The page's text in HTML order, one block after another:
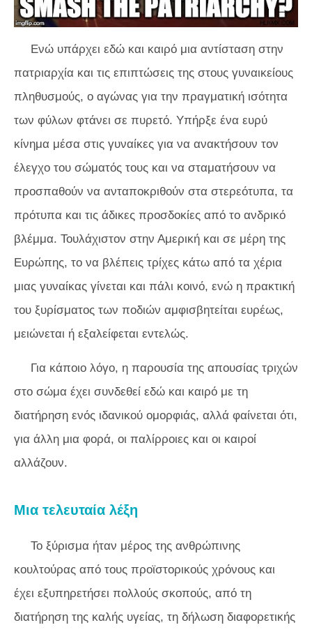
Ενώ υπάρχει εδώ και καιρό μια αντίσταση στην
πατριαρχία και τις επιπτώσεις της στους γυναικείους
πληθυσμούς, ο αγώνας για την πραγματική ισότητα
των φύλων φτάνει σε πυρετό. Υπήρξε ένα ευρύ
κίνημα μέσα στις γυναίκες για να ανακτήσουν τον
έλεγχο του σώματός τους και να σταματήσουν να
προσπαθούν να ανταποκριθούν στα στερεότυπα, τα
πρότυπα και τις άδικες προσδοκίες από το ανδρικό
βλέμμα. Τουλάχιστον στην Αμερική και σε μέρη της
Ευρώπης, το να βλέπεις τρίχες κάτω από τα χέρια
μιας γυναίκας γίνεται και πάλι κοινό, ενώ η πρακτική
του ξυρίσματος των ποδιών αμφισβητείται ευρέως,
μειώνεται ή εξαλείφεται εντελώς.
Για κάποιο λόγο, η παρουσία της απουσίας τριχών
στο σώμα έχει συνδεθεί εδώ και καιρό με τη
διατήρηση ενός ιδανικού ομορφιάς, αλλά φαίνεται ότι,
για άλλη μια φορά, οι παλίρροιες και οι καιροί
αλλάζουν.
Μια τελευταία λέξη
Το ξύρισμα ήταν μέρος της ανθρώπινης
κουλτούρας από τους προϊστορικούς χρόνους και
έχει εξυπηρετήσει πολλούς σκοπούς, από τη
διατήρηση της καλής υγείας, τη δήλωση διαφορετικής